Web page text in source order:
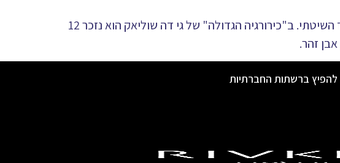
השפעתם ניכרת על הרפואה המערבית של ימי הביניים שחכמיה התפעלו מהניסוח הקצר והעיבוד השיטתי. ב"כירורגיה הגדולה" של גי דה שוליאק הוא נזכר 12
זהר.
ברשתות החברתיות